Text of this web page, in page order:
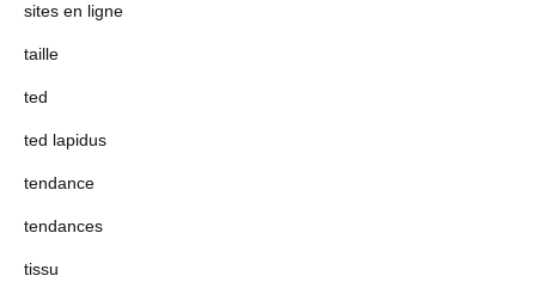
sites en ligne
taille
ted
ted lapidus
tendance
tendances
tissu